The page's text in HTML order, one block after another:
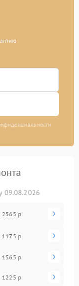
09.08.2026
2565 р
1175 р
1565 р
1225 р